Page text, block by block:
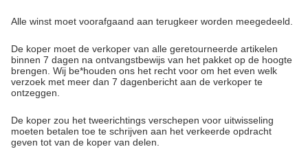
Alle winst moet voorafgaand aan terugkeer worden meegedeeld.
De koper moet de verkoper van alle geretourneerde artikelen
binnen 7 dagen na ontvangstbewijs van het pakket op de hoogte
brengen. Wij be*houden ons het recht voor om het even welk
verzoek met meer dan 7 dagenbericht aan de verkoper te
ontzeggen.
De koper zou het tweerichtings verschepen voor uitwisseling
moeten betalen toe te schrijven aan het verkeerde opdracht
geven tot van de koper van delen.